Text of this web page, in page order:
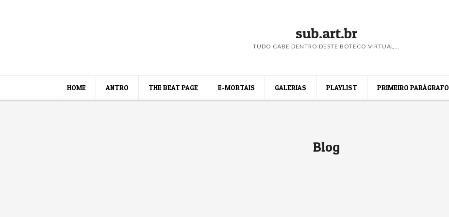
sub.art.br
TUDO CABE DENTRO DESTE BOTECO VIRTUAL…
HOME ANTRO THE BEAT PAGE E-MORTAIS GALERIAS PLAYLIST PRIMEIRO PARÁGRAFO
Blog